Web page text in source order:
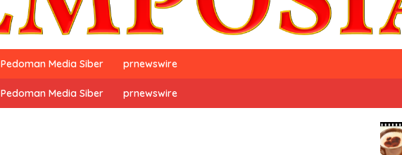
Pedoman Media Siber prnewswire
Pedoman Media Siber prnewswire